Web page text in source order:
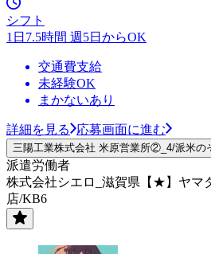
シフト
1日7.5時間 週5日からOK
交通費支給
未経験OK
まかないあり
詳細を見る 応募画面に進む
三陽工業株式会社 米原営業所②_4/派米の
派遣労働者
株式会社シエロ_滋賀県【★】ヤマ
店/KB6